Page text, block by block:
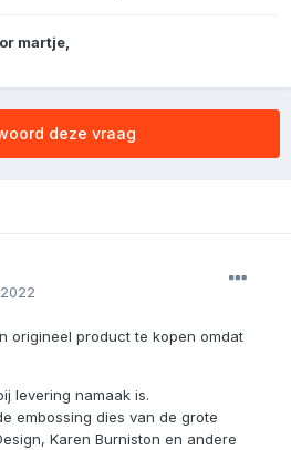
martje,
deze vraag
origineel product te kopen omdat
levering namaak is.
embossing dies van de grote
Karen Burniston en andere